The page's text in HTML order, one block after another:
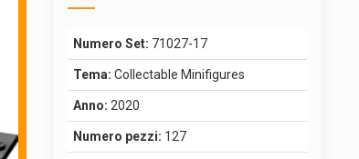
Numero Set: 71027-17
Tema: Collectable Minifigures
Anno: 2020
Numero pezzi: 127